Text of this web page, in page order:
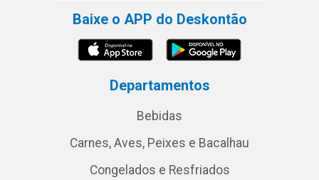
Baixe o APP do Deskontão
Departamentos
Bebidas
Carnes, Aves, Peixes e Bacalhau
Congelados e Resfriados